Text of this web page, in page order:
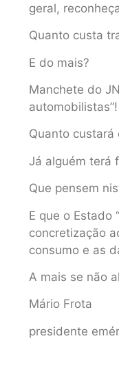
geral,
Quanto custa
E do mais?
Manchete do
automobilistas”!
Quanto custará
Já alguém terá
Que pensem
E que o Estado
concretização
consumo e as
A mais se não
Mário Frota
presidente